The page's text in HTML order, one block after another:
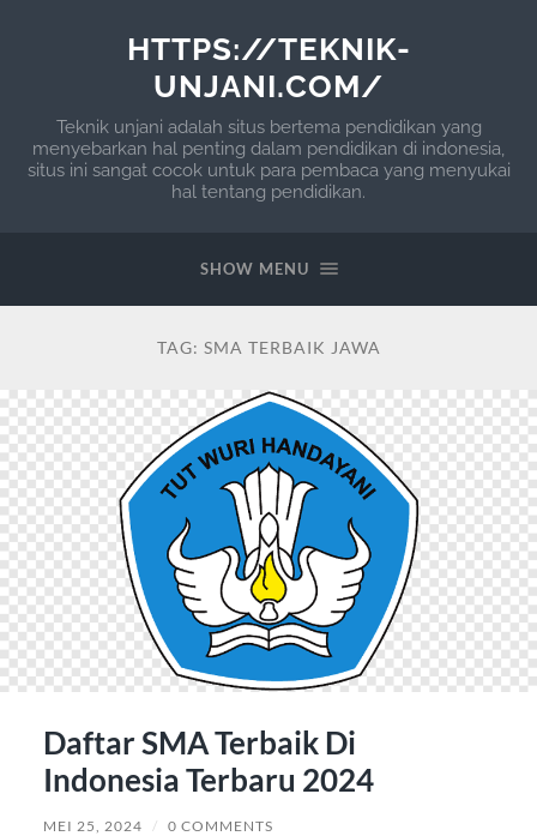
HTTPS://TEKNIK-
UNJANI.COM/
Teknik unjani adalah situs bertema pendidikan yang
menyebarkan hal penting dalam pendidikan di indonesia,
situs ini sangat cocok untuk para pembaca yang menyukai
hal tentang pendidikan.
SHOW MENU
TAG: SMA TERBAIK JAWA
Daftar SMA Terbaik Di
Indonesia Terbaru 2024
MEI 25, 2024 / 0 COMMENTS